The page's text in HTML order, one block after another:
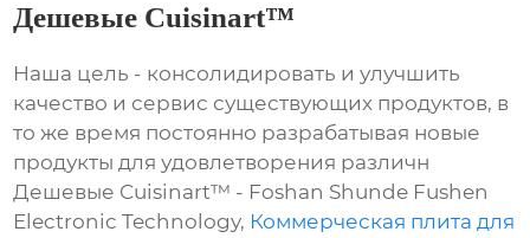
Дешевые Cuisinart™
Наша цель - консолидировать и улучшить
качество и сервис существующих продуктов, в
то же время постоянно разрабатывая новые
продукты для удовлетворения различн
Дешевые Cuisinart™ - Foshan Shunde Fushen
Electronic Technology, Коммерческая плита для